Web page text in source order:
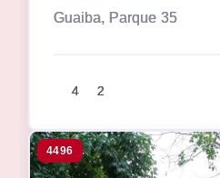
Guaiba, Parque 35
4 2
4496